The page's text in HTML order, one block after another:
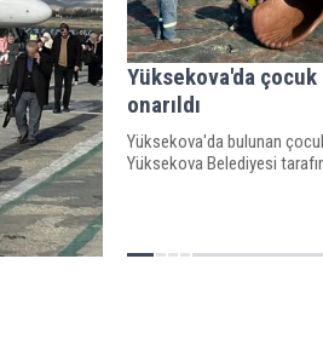
Yüksekova'da çocuk
onarıldı
Yüksekova'da bulunan
Yüksekova Belediyesi